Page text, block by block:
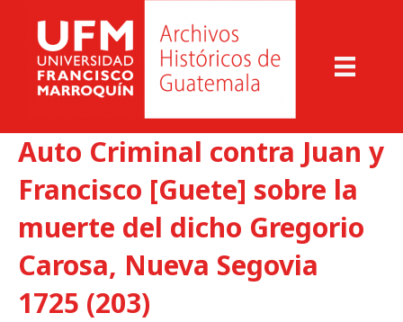
Auto Criminal contra Juan y
Francisco [Guete] sobre la
muerte del dicho Gregorio
Carosa, Nueva Segovia
1725 (203)